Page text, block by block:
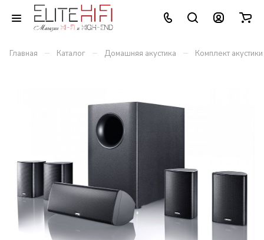
Главная – Каталог – Домашняя акустика – Комплект акустики